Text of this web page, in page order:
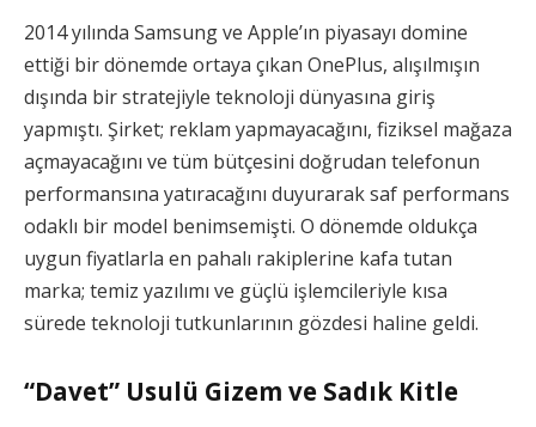
2014 yılında Samsung ve Apple’ın piyasayı domine
ettiği bir dönemde ortaya çıkan OnePlus, alışılmışın
dışında bir stratejiyle teknoloji dünyasına giriş
yapmıştı. Şirket; reklam yapmayacağını, fiziksel mağaza
açmayacağını ve tüm bütçesini doğrudan telefonun
performansına yatıracağını duyurarak saf performans
odaklı bir model benimsemişti. O dönemde oldukça
uygun fiyatlarla en pahalı rakiplerine kafa tutan
marka; temiz yazılımı ve güçlü işlemcileriyle kısa
sürede teknoloji tutkunlarının gözdesi haline geldi.
“Davet” Usulü Gizem ve Sadık Kitle